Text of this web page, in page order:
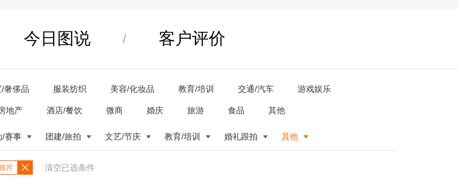
今日图说 / 客户评价
奢侈品 服装纺织 美容/化妆品 教育/培训 交通/汽车 游戏娱乐
地产 酒店/餐饮 微商 婚庆 旅游 食品 其他
/赛事 团建/旅拍 文艺/节庆 教育/培训 婚礼跟拍 其他
片 清空已选条件